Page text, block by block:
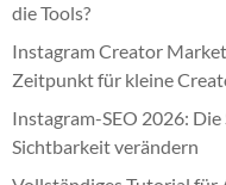
die Tools?
Instagram Creator
Zeitpunkt für kleine
Instagram-SEO 2026:
Sichtbarkeit verändern